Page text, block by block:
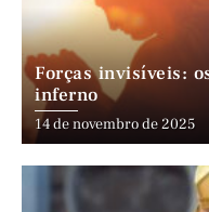
Forças invisíveis:
inferno
14 de novembro de 2025